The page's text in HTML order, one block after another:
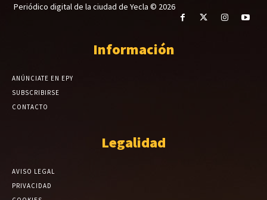
Periódico digital de la ciudad de Yecla © 2026
Información
ANÚNCIATE EN EPY
SUBSCRIBIRSE
CONTACTO
Legalidad
AVISO LEGAL
PRIVACIDAD